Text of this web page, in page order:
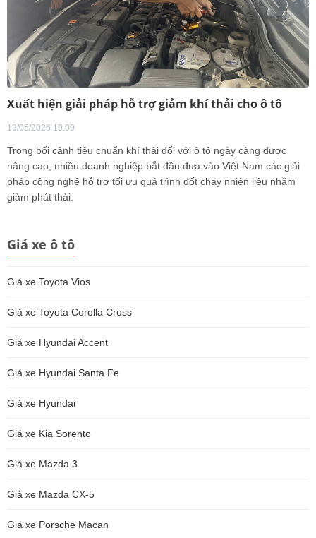
Xuất hiện giải pháp hỗ trợ giảm khí thải cho ô tô
19/05/2026 19:09
Trong bối cảnh tiêu chuẩn khí thải đối với ô tô ngày càng được
nâng cao, nhiều doanh nghiệp bắt đầu đưa vào Việt Nam các giải
pháp công nghệ hỗ trợ tối ưu quá trình đốt cháy nhiên liệu nhằm
giảm phát thải.
Giá xe ô tô
Giá xe Toyota Vios
Giá xe Toyota Corolla Cross
Giá xe Hyundai Accent
Giá xe Hyundai Santa Fe
Giá xe Hyundai
Giá xe Kia Sorento
Giá xe Mazda 3
Giá xe Mazda CX-5
Giá xe Porsche Macan